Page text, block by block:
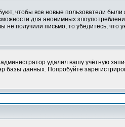
чтобы все новые пользователи были
для анонимных
не получили письмо, то убедитесь, что
удалил вашу учётную
данных. Попробуйте